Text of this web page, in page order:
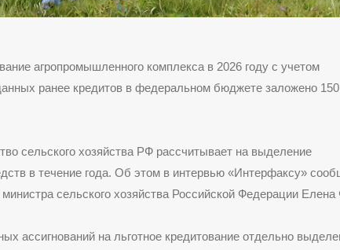
агропромышленного комплекса в 2026 году с учетом
ранее кредитов в федеральном бюджете заложено
сельского хозяйства РФ рассчитывает на выделение
в течение года. Об этом в интервью «Интерфаксу»
сельского хозяйства Российской Федерации Елена
ассигнований на льготное кредитование отдельно